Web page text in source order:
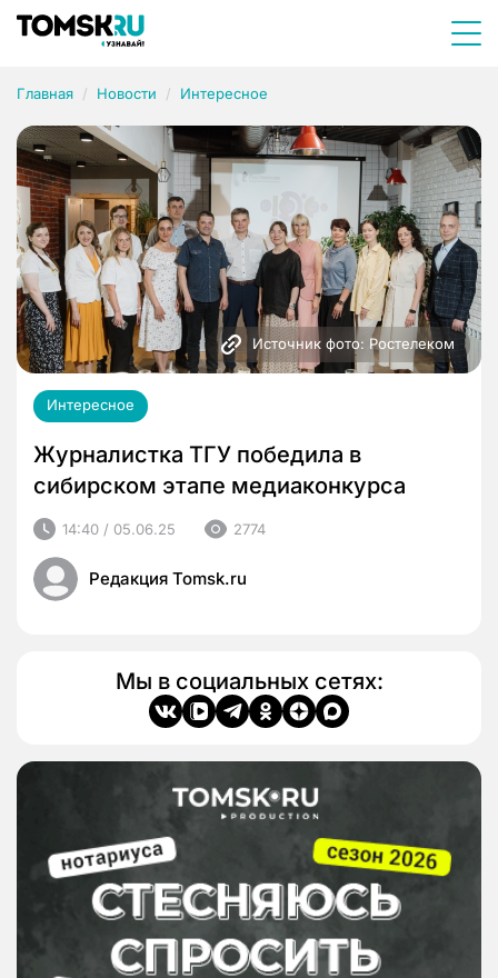
Главная Новости Интересное
Источник фото: Ростелеком
Интересное
Журналистка ТГУ победила в
сибирском этапе медиаконкурса
14:40 / 05.06.25 2774
Редакция Tomsk.ru
Мы в социальных сетях: